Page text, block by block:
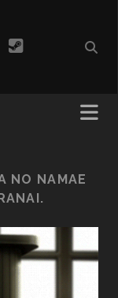
steam
NO NAMAE